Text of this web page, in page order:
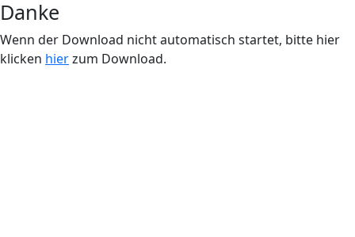
Danke
Wenn der Download nicht automatisch startet, bitte hier
klicken hierzum Download.